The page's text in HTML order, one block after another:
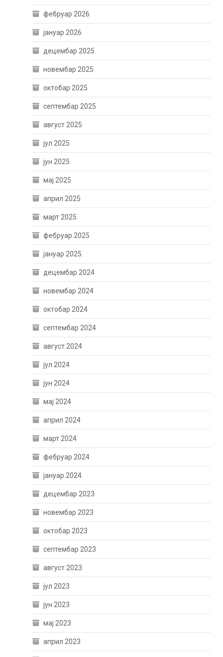
фебруар 2026
јануар 2026
децембар 2025
новембар 2025
октобар 2025
септембар 2025
август 2025
јул 2025
јун 2025
мај 2025
април 2025
март 2025
фебруар 2025
јануар 2025
децембар 2024
новембар 2024
октобар 2024
септембар 2024
август 2024
јул 2024
јун 2024
мај 2024
април 2024
март 2024
фебруар 2024
јануар 2024
децембар 2023
новембар 2023
октобар 2023
септембар 2023
август 2023
јул 2023
јун 2023
мај 2023
април 2023